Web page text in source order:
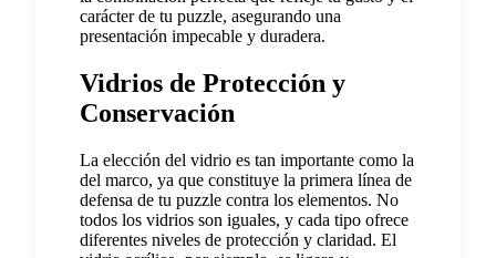
carácter de tu puzzle, asegurando una
presentación impecable y duradera.
Vidrios de Protección y
Conservación
La elección del vidrio es tan importante como la
del marco, ya que constituye la primera línea de
defensa de tu puzzle contra los elementos. No
todos los vidrios son iguales, y cada tipo ofrece
diferentes niveles de protección y claridad. El